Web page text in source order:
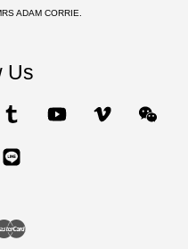
ADAM CORRIE.
Us
Tumblr YouTube Vimeo